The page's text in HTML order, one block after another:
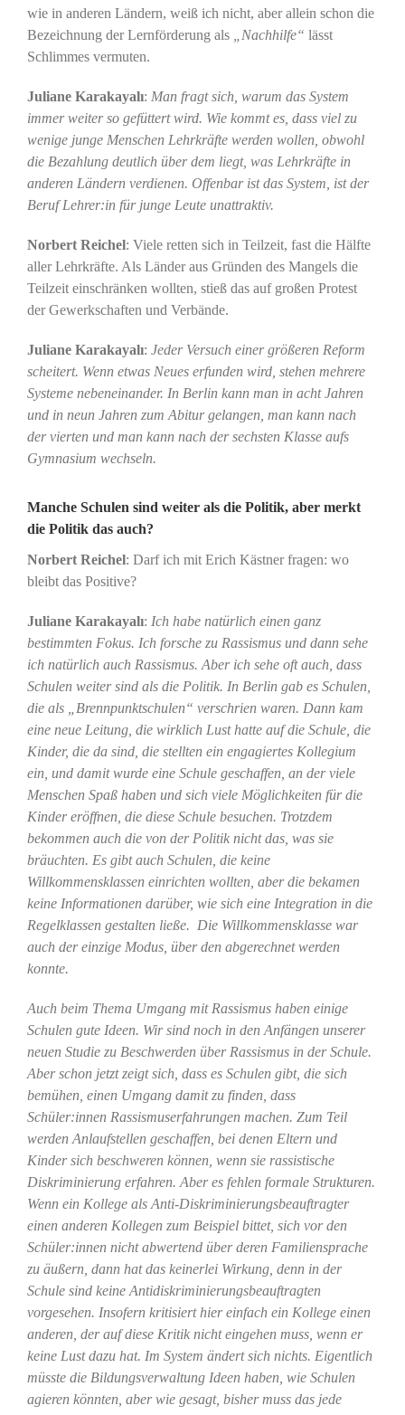
wie in anderen Ländern, weiß ich nicht, aber allein schon die
Bezeichnung der Lernförderung als
„Nachhilfe“ lässt
Schlimmes vermuten.
Juliane Karakayalı: Man fragt sich, warum das System
immer weiter so gefüttert wird. Wie kommt es, dass viel zu
wenige junge Menschen Lehrkräfte werden wollen, obwohl
die Bezahlung deutlich über dem liegt, was Lehrkräfte in
anderen Ländern verdienen. Offenbar ist das System, ist der
Beruf Lehrer:in für junge Leute unattraktiv.
Norbert Reichel: Viele retten sich in Teilzeit, fast die Hälfte
aller Lehrkräfte. Als Länder aus Gründen des Mangels die
Teilzeit einschränken wollten, stieß das auf großen Protest
der Gewerkschaften und Verbände.
Juliane Karakayalı: Jeder Versuch einer größeren Reform
scheitert. Wenn etwas Neues erfunden wird, stehen mehrere
Systeme nebeneinander. In Berlin kann man in acht Jahren
und in neun Jahren zum Abitur gelangen, man kann nach
der vierten und man kann nach der sechsten Klasse aufs
Gymnasium wechseln.
Manche Schulen sind weiter als die Politik, aber merkt
die Politik das auch?
Norbert Reichel: Darf ich mit Erich Kästner fragen: wo
bleibt das Positive?
Juliane Karakayalı: Ich habe natürlich einen ganz
bestimmten Fokus. Ich forsche zu Rassismus und dann sehe
ich natürlich auch Rassismus. Aber ich sehe oft auch, dass
Schulen weiter sind als die Politik. In Berlin gab es Schulen,
die als „Brennpunktschulen“ verschrien waren. Dann kam
eine neue Leitung, die wirklich Lust hatte auf die Schule, die
Kinder, die da sind, die stellten ein engagiertes Kollegium
ein, und damit wurde eine Schule geschaffen, an der viele
Menschen Spaß haben und sich viele Möglichkeiten für die
Kinder eröffnen, die diese Schule besuchen. Trotzdem
bekommen auch die von der Politik nicht das, was sie
bräuchten. Es gibt auch Schulen, die keine
Willkommensklassen einrichten wollten, aber die bekamen
keine Informationen darüber, wie sich eine Integration in die
Regelklassen gestalten ließe. Die Willkommensklasse war
auch der einzige Modus, über den abgerechnet werden
konnte.
Auch beim Thema Umgang mit Rassismus haben einige
Schulen gute Ideen. Wir sind noch in den Anfängen unserer
neuen Studie zu Beschwerden über Rassismus in der Schule.
Aber schon jetzt zeigt sich, dass es Schulen gibt, die sich
bemühen, einen Umgang damit zu finden, dass
Schüler:innen Rassismuserfahrungen machen. Zum Teil
werden Anlaufstellen geschaffen, bei denen Eltern und
Kinder sich beschweren können, wenn sie rassistische
Diskriminierung erfahren. Aber es fehlen formale Strukturen.
Wenn ein Kollege als Anti-Diskriminierungsbeauftragter
einen anderen Kollegen zum Beispiel bittet, sich vor den
Schüler:innen nicht abwertend über deren Familiensprache
zu äußern, dann hat das keinerlei Wirkung, denn in der
Schule sind keine Antidiskriminierungsbeauftragten
vorgesehen. Insofern kritisiert hier einfach ein Kollege einen
anderen, der auf diese Kritik nicht eingehen muss, wenn er
keine Lust dazu hat. Im System ändert sich nichts. Eigentlich
müsste die Bildungsverwaltung Ideen haben, wie Schulen
agieren könnten, aber wie gesagt, bisher muss das jede